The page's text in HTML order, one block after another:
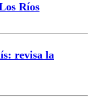
Ríos
revisa la